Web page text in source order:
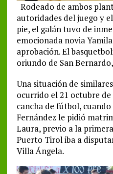
Rodeado de ambos
autoridades del juego y
pie, el galán tuvo de
emocionada novia
aprobación. El
oriundo de San
Una situación de
ocurrido el 21 octubre
cancha de fútbol,
Fernández le pidió
Laura, previo a la
Puerto Tirol iba a
Villa Ángela.